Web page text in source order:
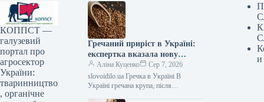
КОППСТ —
галузевий
портал про
агросектор
України:
тваринництво
, органічне
Гречаний приріст в Україні:
експертка вказала нову
вартість – АГРОПОЛІТ
Аліна Куценко
Сер 7, 2026
slovoidilo.ua Гречка в Україні В
Україні гречана крупа, після
и